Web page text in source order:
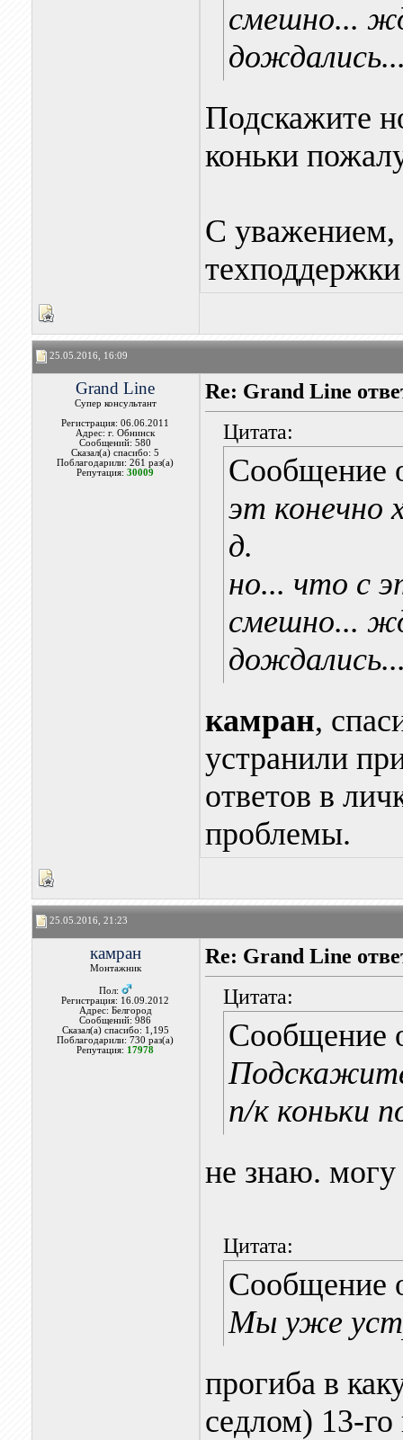
смешно...
Подскажите
коньки
С уважением,
25.05.2016, 16:09
Grand Line
Супер консультант
Регистрация: 06.06.2011
Адрес: г. Обнинск
Сообщений: 580
Сказал(а) спасибо: 5
Поблагодарили: 261 раз(а)
Репутация:30009
Re: Grand Line
Цитата:
Сообщение
эт конечно
д.
но... что с
смешно...
камран,
устранили
ответов в
проблемы.
25.05.2016, 21:23
камран
Монтажник
Пол:
Регистрация: 16.09.2012
Адрес: Белгород
Сообщений: 986
Сказал(а) спасибо: 1,195
Поблагодарили: 730 раз(а)
Репутация: 17978
Re: Grand Line
Цитата:
Сообщение
Подскажите
п/к коньки
не знаю. могу
Цитата:
Сообщение
Мы уже
прогиба в
седлом) 13-